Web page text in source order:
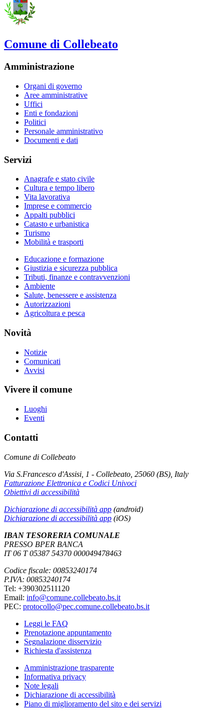
Comune di Collebeato
Amministrazione
Organi di governo
Aree amministrative
Uffici
Enti e fondazioni
Politici
Personale amministrativo
Documenti e dati
Servizi
Anagrafe e stato civile
Cultura e tempo libero
Vita lavorativa
Imprese e commercio
Appalti pubblici
Catasto e urbanistica
Turismo
Mobilità e trasporti
Educazione e formazione
Giustizia e sicurezza pubblica
Tributi, finanze e contravvenzioni
Ambiente
Salute, benessere e assistenza
Autorizzazioni
Agricoltura e pesca
Novità
Notizie
Comunicati
Avvisi
Vivere il comune
Luoghi
Eventi
Contatti
Comune di Collebeato
Via S.Francesco d'Assisi, 1 - Collebeato, 25060 (BS), Italy
Fatturazione Elettronica e Codici Univoci
Obiettivi di accessibilità
Dichiarazione di accessibilità app (android)
Dichiarazione di accessibilità app (iOS)
IBAN TESORERIA COMUNALE
PRESSO BPER BANCA
IT 06 T 05387 54370 000049478463
Codice fiscale: 00853240174
P.IVA: 00853240174
Tel: +390302511120
Email: info@comune.collebeato.bs.it
PEC: protocollo@pec.comune.collebeato.bs.it
Leggi le FAQ
Prenotazione appuntamento
Segnalazione disservizio
Richiesta d'assistenza
Amministrazione trasparente
Informativa privacy
Note legali
Dichiarazione di accessibilità
Piano di miglioramento del sito e dei servizi